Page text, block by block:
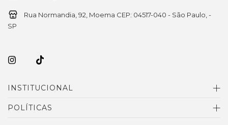
Rua Normandia, 92, Moema CEP: 04517-040 - São Paulo, -
SP
INSTITUCIONAL
POLÍTICAS